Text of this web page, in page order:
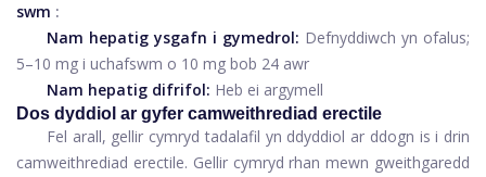
swm :
Nam hepatig ysgafn i gymedrol: Defnyddiwch yn ofalus;
5–10 mg i uchafswm o 10 mg bob 24 awr
Nam hepatig difrifol: Heb ei argymell
Dos dyddiol ar gyfer camweithrediad erectile
Fel arall, gellir cymryd tadalafil yn ddyddiol ar ddogn is i drin
camweithrediad erectile. Gellir cymryd rhan mewn gweithgaredd